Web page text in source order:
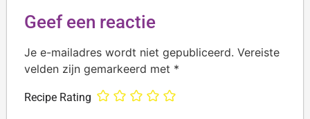
Geef een reactie
Je e-mailadres wordt niet gepubliceerd. Vereiste
velden zijn gemarkeerd met *
Recipe Rating